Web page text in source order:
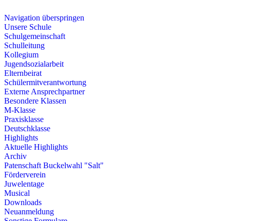
Navigation überspringen
Unsere Schule
Schulgemeinschaft
Schulleitung
Kollegium
Jugendsozialarbeit
Elternbeirat
Schülermitverantwortung
Externe Ansprechpartner
Besondere Klassen
M-Klasse
Praxisklasse
Deutschklasse
Highlights
Aktuelle Highlights
Archiv
Patenschaft Buckelwahl "Salt"
Förderverein
Juwelentage
Musical
Downloads
Neuanmeldung